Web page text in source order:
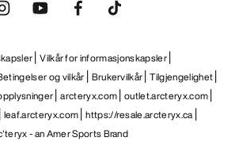
Vilkår for informasjonskapsler
og vilkår Brukervilkår Tilgjengelighet
arcteryx.com outlet.arcteryx.com
leaf.arcteryx.com https://resale.arcteryx.ca
- an Amer Sports Brand